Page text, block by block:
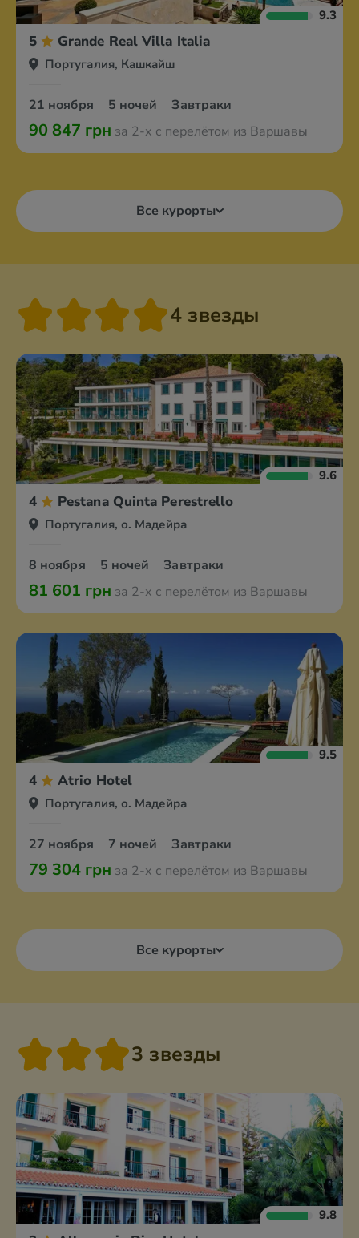
9.3
5 Grande Real Villa Italia
Португалия, Кашкайш
21 ноября 5 ночей Завтраки
90 847 грн за 2-х с перелётом из Варшавы
Все курорты
4 звезды
9.6
4 Pestana Quinta Perestrello
Португалия, о. Мадейра
8 ноября 5 ночей Завтраки
81 601 грн за 2-х с перелётом из Варшавы
9.5
4 Atrio Hotel
Португалия, о. Мадейра
27 ноября 7 ночей Завтраки
79 304 грн за 2-х с перелётом из Варшавы
Все курорты
3 звезды
9.8